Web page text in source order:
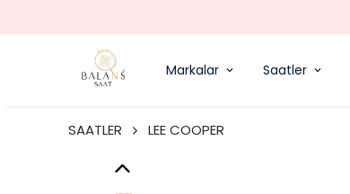
Markalar Saatler
SAATLER LEE COOPER